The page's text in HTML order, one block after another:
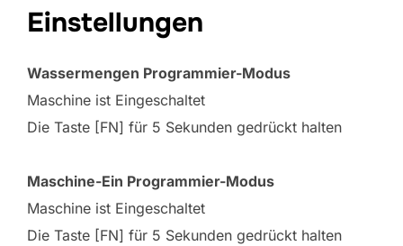
Einstellungen
Wassermengen Programmier-Modus
Maschine ist Eingeschaltet
Die Taste [FN] für 5 Sekunden gedrückt halten
Maschine-Ein Programmier-Modus
Maschine ist Eingeschaltet
Die Taste [FN] für 5 Sekunden gedrückt halten